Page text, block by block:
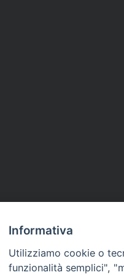
Informativa
Utilizziamo cookie o
funzionalità semplici",